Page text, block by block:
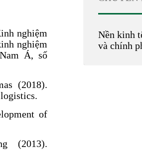
nghiệm
nghiệm
Á, số
(2018).
of
(2013).
Nền kinh
và chính